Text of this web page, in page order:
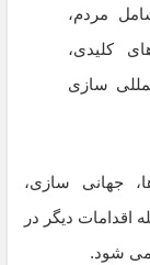
بر ۸ مؤلفه شامل مردم،
کلیدی،
سازی
جهانی سازی،
اقدامات دیگر در
می شود.